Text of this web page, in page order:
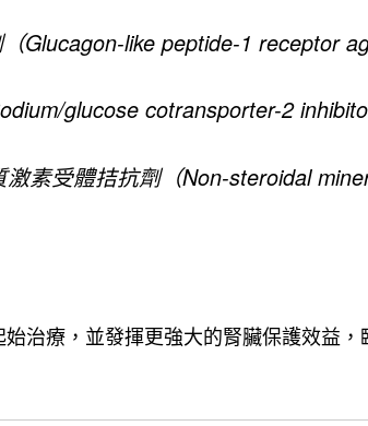
Glucagon-like peptide-1 receptor
glucose cotransporter-2
素受體拮抗劑（Non-steroidal
治療，並發揮更強大的腎臟保護效益